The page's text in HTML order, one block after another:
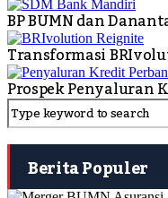
BP BUMN dan
Transformasi
Prospek Penyaluran
Berita Populer